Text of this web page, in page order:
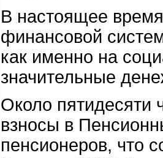
В настоящее
финансовой
как именно на
значительные
Около пятидесяти
взносы в
пенсионеров, что